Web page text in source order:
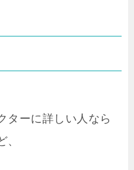
ターに詳しい人なら
、